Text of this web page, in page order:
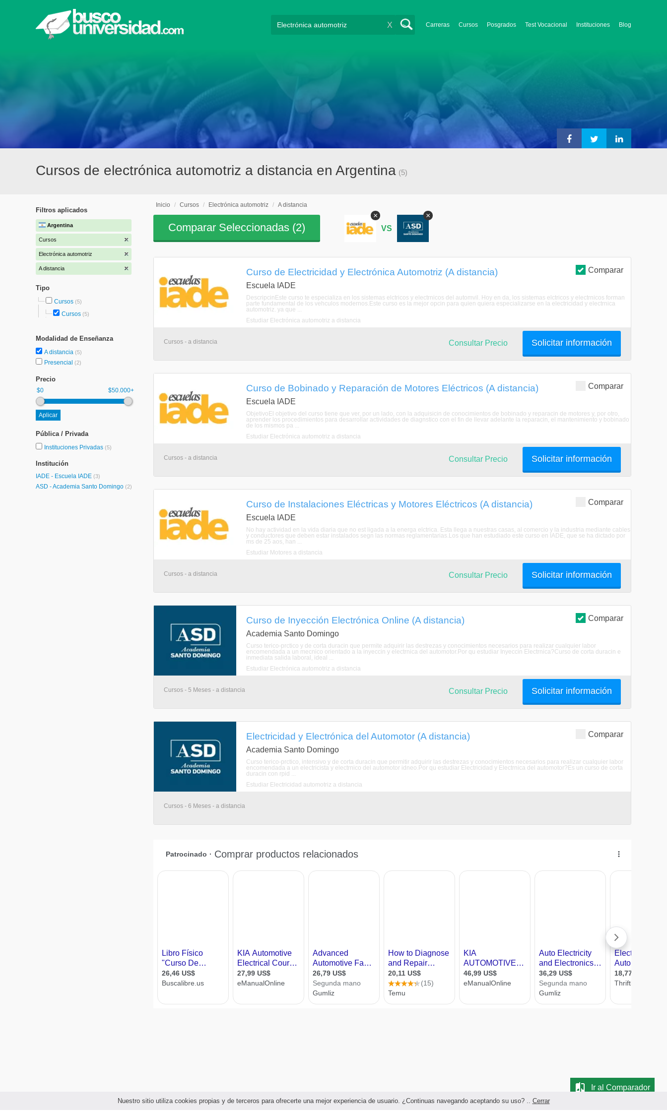
Nuestro sitio utiliza cookies propias y de terceros para ofrecerte una mejor experiencia de usuario. ¿Continuas navegando aceptando su uso? .. Cerrar
Carreras Cursos Posgrados Test Vocacional Instituciones Blog
X
Cursos de electrónica automotriz a distancia en Argentina (5)
Filtros aplicados
Argentina
Cursos
Electrónica automotriz
A distancia
Tipo
Cursos (5)
Cursos (5)
Modalidad de Enseñanza
A distancia (5)
Presencial (2)
Precio
$0 $50.000+
Pública / Privada
Instituciones Privadas (5)
Institución
IADE - Escuela IADE (3)
ASD - Academia Santo Domingo (2)
Inicio / Cursos / Electrónica automotriz / A distancia
Comparar Seleccionadas (2)
×
VS
×
Comparar
Curso de Electricidad y Electrónica Automotriz (A distancia)
Escuela IADE
DescripcinEste curso te especializa en los sistemas elctricos y electrnicos del automvil. Hoy en da, los sistemas elctricos y electrnicos forman
parte fundamental de los vehculos modernos.Este curso es la mejor opcin para quien quiera especializarse en la electricidad y electrnica
automotriz. ya que ...
Estudiar Electrónica automotriz a distancia
Cursos - a distancia Solicitar información
Consultar Precio
Comparar
Curso de Bobinado y Reparación de Motores Eléctricos (A distancia)
Escuela IADE
ObjetivoEl objetivo del curso tiene que ver, por un lado, con la adquisicin de conocimientos de bobinado y reparacin de motores y, por otro,
aprender los procedimientos para desarrollar actividades de diagnstico con el fin de llevar adelante la reparacin, el mantenimiento y bobinado
de los mismos pa ...
Estudiar Electrónica automotriz a distancia
Cursos - a distancia Solicitar información
Consultar Precio
Comparar
Curso de Instalaciones Eléctricas y Motores Eléctricos (A distancia)
Escuela IADE
No hay actividad en la vida diaria que no est ligada a la energa elctrica. Esta llega a nuestras casas, al comercio y la industria mediante cables
y conductores que deben estar instalados segn las normas reglamentarias.Los que han estudiado este curso en IADE, que se ha dictado por
ms de 25 aos, han ...
Estudiar Motores a distancia
Cursos - a distancia Solicitar información
Consultar Precio
Comparar
Curso de Inyección Electrónica Online (A distancia)
Academia Santo Domingo
Curso terico-prctico y de corta duracin que permite adquirir las destrezas y conocimientos necesarios para realizar cualquier labor
encomendada a un mecnico orientado a la inyeccin y electrnica del automotor.Por qu estudiar Inyeccin Electrnica?Curso de corta duracin e
inmediata salida laboral, ideal ...
Estudiar Electrónica automotriz a distancia
Cursos - 5 Meses - a distancia Solicitar información
Consultar Precio
Comparar
Electricidad y Electrónica del Automotor (A distancia)
Academia Santo Domingo
Curso terico-prctico, intensivo y de corta duracin que permitir adquirir las destrezas y conocimientos necesarios para realizar cualquier labor
encomendada a un electricista y electrnico del automotor idneo.Por qu estudiar Electricidad y Electrnica del automotor?Es un curso de corta
duracin con rpid ...
Estudiar Electricidad automotriz a distancia
Cursos - 6 Meses - a distancia
Ir al Comparador